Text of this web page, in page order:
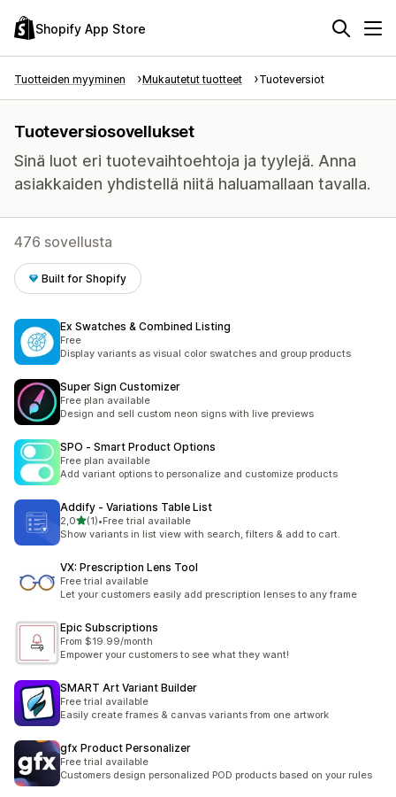
Shopify App Store
Tuotteiden myyminen Mukautetut tuotteet Tuoteversiot
Tuoteversiosovellukset
Sinä luot eri tuotevaihtoehtoja ja tyylejä. Anna
asiakkaiden yhdistellä niitä haluamallaan tavalla.
476 sovellusta
Built for Shopify
Ex Swatches & Combined Listing
Free
Display variants as visual color swatches and group products
Super Sign Customizer
Free plan available
Design and sell custom neon signs with live previews
SPO ‑ Smart Product Options
Free plan available
Add variant options to personalize and customize products
Addify ‑ Variations Table List
2,0/ 5 tähteä
(1)
1 arvostelua yhteensä
•Free trial available
Show variants in list view with search, filters & add to cart.
VX: Prescription Lens Tool
Free trial available
Let your customers easily add prescription lenses to any frame
Epic Subscriptions
From $19.99/month
Empower your customers to see what they want!
SMART Art Variant Builder
Free trial available
Easily create frames & canvas variants from one artwork
gfx Product Personalizer
Free trial available
Customers design personalized POD products based on your rules